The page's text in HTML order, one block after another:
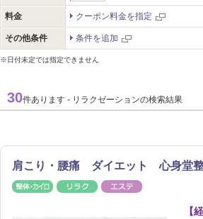
料金 クーポン料金を指定
その他条件 条件を追加
※日付未定では指定できません
30件あります - リラクゼーションの検索結果
肩こり・腰痛 ダイエット 心身堂
整体・カイロリラク
【